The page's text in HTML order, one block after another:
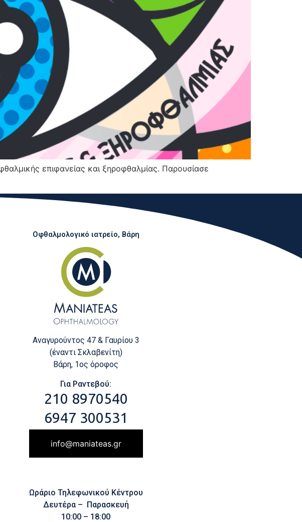
επιφανείας και ξηροφθαλμίας. Παρουσίασε
Οφθαλμολογικό ιατρείο, Βάρη
Αναγυρούντος 47 & Γαυρίου 3
(έναντι Σκλαβενίτη)
Βάρη, 1ος όροφος
Για Ραντεβού:
210 8970540
6947 300531
info@maniateas.gr
Ωράριο Τηλεφωνικού Κέντρου
Δευτέρα – Παρασκευή
10:00 – 18:00